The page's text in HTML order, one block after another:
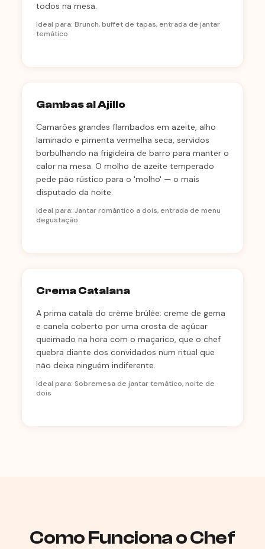
todos na mesa.
Ideal para: Brunch, buffet de tapas, entrada de jantar
temático
Gambas al Ajillo
Camarões grandes flambados em azeite, alho
laminado e pimenta vermelha seca, servidos
borbulhando na frigideira de barro para manter o
calor na mesa. O molho de azeite temperado
pede pão rústico para o 'molho' — o mais
disputado da noite.
Ideal para: Jantar romântico a dois, entrada de menu
degustação
Crema Catalana
A prima catalã do crème brûlée: creme de gema
e canela coberto por uma crosta de açúcar
queimado na hora com o maçarico, que o chef
quebra diante dos convidados num ritual que
não deixa ninguém indiferente.
Ideal para: Sobremesa de jantar temático, noite de
dois
Como Funciona o Chef